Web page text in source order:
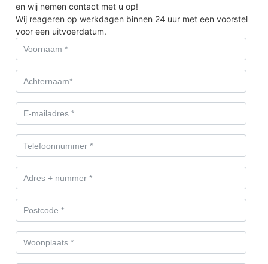
en wij nemen contact met u op!
Wij reageren op werkdagen binnen 24 uur met een voorstel
voor een uitvoerdatum.